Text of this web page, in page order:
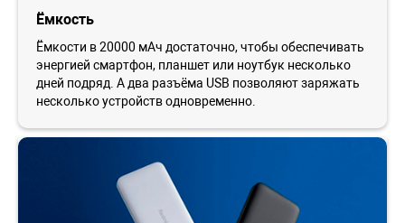
Ёмкость
Ёмкости в 20000 мАч достаточно, чтобы обеспечивать
энергией смартфон, планшет или ноутбук несколько
дней подряд. А два разъёма USB позволяют заряжать
несколько устройств одновременно.